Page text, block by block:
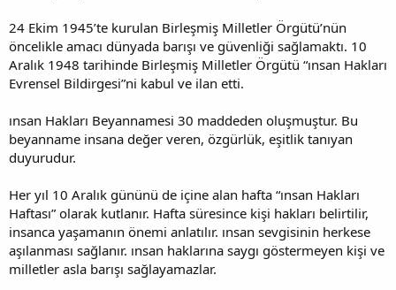
24 Ekim 1945’te kurulan Birleşmiş Milletler Örgütü’nün
öncelikle amacı dünyada barışı ve güvenliği sağlamaktı. 10
Aralık 1948 tarihinde Birleşmiş Milletler Örgütü “ınsan Hakları
Evrensel Bildirgesi”ni kabul ve ilan etti.
ınsan Hakları Beyannamesi 30 maddeden oluşmuştur. Bu
beyanname insana değer veren, özgürlük, eşitlik tanıyan
duyurudur.
Her yıl 10 Aralık gününü de içine alan hafta “ınsan Hakları
Haftası” olarak kutlanır. Hafta süresince kişi hakları belirtilir,
insanca yaşamanın önemi anlatılır. ınsan sevgisinin herkese
aşılanması sağlanır. ınsan haklarına saygı göstermeyen kişi ve
milletler asla barışı sağlayamazlar.